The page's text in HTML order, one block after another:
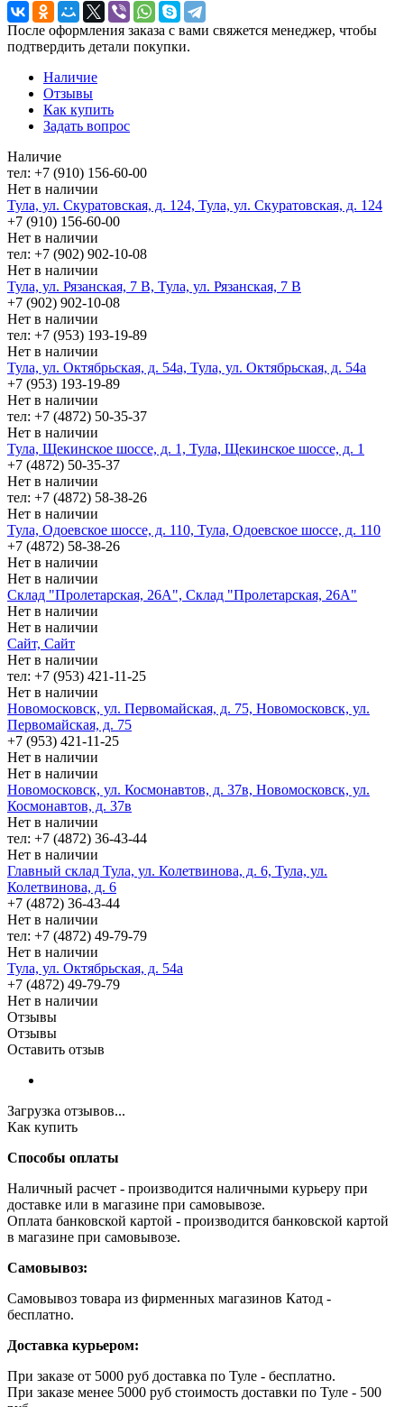
После оформления заказа с вами свяжется менеджер, чтобы
подтвердить детали покупки.
Наличие
Отзывы
Как купить
Задать вопрос
Наличие
тел: +7 (910) 156-60-00
Нет в наличии
Тула, ул. Скуратовская, д. 124, Тула, ул. Скуратовская, д. 124
+7 (910) 156-60-00
Нет в наличии
тел: +7 (902) 902-10-08
Нет в наличии
Тула, ул. Рязанская, 7 В, Тула, ул. Рязанская, 7 В
+7 (902) 902-10-08
Нет в наличии
тел: +7 (953) 193-19-89
Нет в наличии
Тула, ул. Октябрьская, д. 54а, Тула, ул. Октябрьская, д. 54а
+7 (953) 193-19-89
Нет в наличии
тел: +7 (4872) 50-35-37
Нет в наличии
Тула, Щекинское шоссе, д. 1, Тула, Щекинское шоссе, д. 1
+7 (4872) 50-35-37
Нет в наличии
тел: +7 (4872) 58-38-26
Нет в наличии
Тула, Одоевское шоссе, д. 110, Тула, Одоевское шоссе, д. 110
+7 (4872) 58-38-26
Нет в наличии
Нет в наличии
Склад "Пролетарская, 26А", Склад "Пролетарская, 26А"
Нет в наличии
Нет в наличии
Сайт, Сайт
Нет в наличии
тел: +7 (953) 421-11-25
Нет в наличии
Новомосковск, ул. Первомайская, д. 75, Новомосковск, ул.
Первомайская, д. 75
+7 (953) 421-11-25
Нет в наличии
Нет в наличии
Новомосковск, ул. Космонавтов, д. 37в, Новомосковск, ул.
Космонавтов, д. 37в
Нет в наличии
тел: +7 (4872) 36-43-44
Нет в наличии
Главный склад Тула, ул. Колетвинова, д. 6, Тула, ул.
Колетвинова, д. 6
+7 (4872) 36-43-44
Нет в наличии
тел: +7 (4872) 49-79-79
Нет в наличии
Тула, ул. Октябрьская, д. 54а
+7 (4872) 49-79-79
Нет в наличии
Отзывы
Отзывы
Оставить отзыв
Загрузка отзывов...
Как купить
Способы оплаты
Наличный расчет - производится наличными курьеру при
доставке или в магазине при самовывозе.
Оплата банковской картой - производится банковской картой
в магазине при самовывозе.
Самовывоз:
Самовывоз товара из фирменных магазинов Катод -
бесплатно.
Доставка курьером:
При заказе от 5000 руб доставка по Туле - бесплатно.
При заказе менее 5000 руб стоимость доставки по Туле - 500